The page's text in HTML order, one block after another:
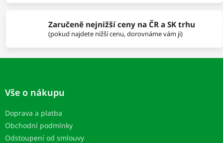
i
s
u
Zaručeně nejnižší ceny na ČR a SK trhu
(pokud najdete nižší cenu, dorovnáme vám ji)
Z
Vše o nákupu
Doprava a platba
Obchodní podmínky
Odstoupení od smlouvy